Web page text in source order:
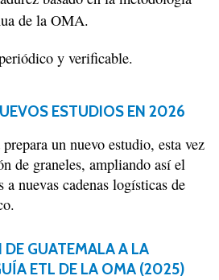
de la OMA.
y verificable.
ESTUDIOS EN 2026
un nuevo estudio, esta vez
de graneles, ampliando así el
a nuevas cadenas logísticas de
GUATEMALA A LA
ETL DE LA OMA (2025)